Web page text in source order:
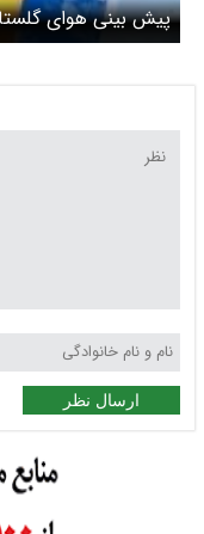
و خاک و رگبار
ارسال نظر